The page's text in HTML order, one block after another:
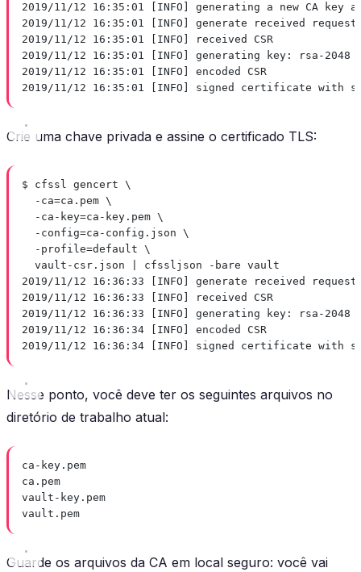
2019/11/12 16:35:01 [INFO] generating a new CA key
2019/11/12 16:35:01 [INFO] generate received request
2019/11/12 16:35:01 [INFO] received CSR
2019/11/12 16:35:01 [INFO] generating key: rsa-2048
2019/11/12 16:35:01 [INFO] encoded CSR
2019/11/12 16:35:01 [INFO] signed certificate with serial
Crie uma chave privada e assine o certificado TLS:
$ cfssl gencert \
-ca=ca.pem \
-ca-key=ca-key.pem \
-config=ca-config.json \
-profile=default \
vault-csr.json | cfssljson -bare vault
2019/11/12 16:36:33 [INFO] generate received request
2019/11/12 16:36:33 [INFO] received CSR
2019/11/12 16:36:33 [INFO] generating key: rsa-2048
2019/11/12 16:36:34 [INFO] encoded CSR
2019/11/12 16:36:34 [INFO] signed certificate with serial
Nesse ponto, você deve ter os seguintes arquivos no
diretório de trabalho atual:
ca-key.pem
ca.pem
vault-key.pem
vault.pem
Guarde os arquivos da CA em local seguro: você vai